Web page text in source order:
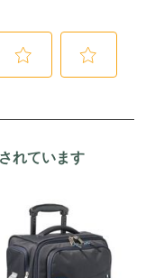
れています